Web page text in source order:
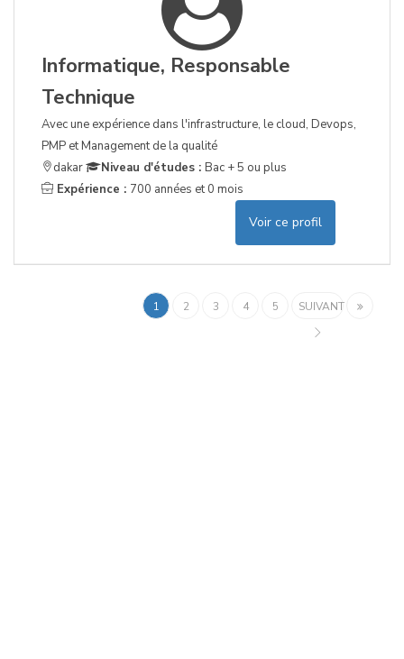
Informatique, Responsable
Technique
Avec une expérience dans l'infrastructure, le cloud, Devops,
PMP et Management de la qualité
dakar
Niveau d'études : Bac + 5 ou plus
Expérience : 700 années et 0 mois
Voir ce profil
1 2 3 4 5 SUIVANT